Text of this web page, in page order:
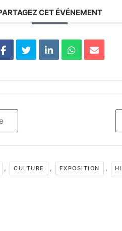
CET ÉVÉNEMENT
, CULTURE , EXPOSITION ,